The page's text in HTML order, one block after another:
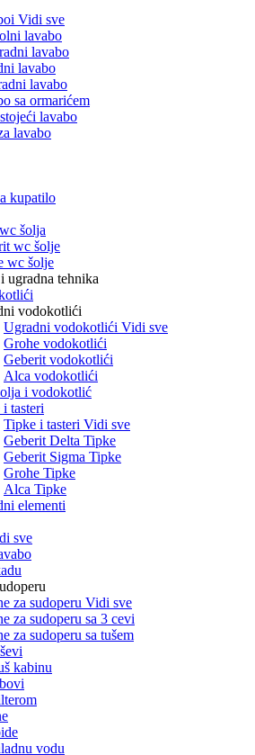
Vidi sve
lavabo
lavabo
lavabo
lavabo
sa ormarićem
lavabo
lavabo
kupatilo
šolja
wc šolje
wc šolje
ugradna tehnika
vodokotlići
Ugradni vodokotlići Vidi sve
Grohe vodokotlići
Geberit vodokotlići
Alca vodokotlići
i vodokotlić
tasteri
Tipke i tasteri Vidi sve
Geberit Delta Tipke
Geberit Sigma Tipke
Grohe Tipke
Alca Tipke
elementi
sve
za sudoperu Vidi sve
za sudoperu sa 3 cevi
za sudoperu sa tušem
kabinu
vodu